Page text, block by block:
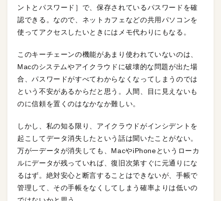
ントとパスワード］で、保存されているパスワードを確
認できる。なので、ネットカフェなどの共用パソコンを
使ってアクセスしたいときにはメモ代わりにもなる。
このキーチェーンの機能があまり使われていないのは、
Macのシステムやアイクラウドに破壊的な問題が出た場
合、パスワードがすべてわからなくなってしまうのでは
という不安があるからだと思う。人間、目に見えないも
のに信頼を置くのはなかなか難しい。
しかし、私の知る限り、アイクラウドがインシデントを
起こしてデータ消失したという話は聞いたことがない。
万が一データが消失しても、MacやiPhoneというローカ
ルにデータが残っていれば、復旧次第すぐに元通りにな
るはず。絶対安心と断言することはできないが、手帳で
管理して、その手帳をなくしてしまう確率よりは低いの